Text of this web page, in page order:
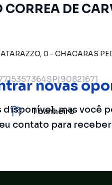
novas
disponível, mas você
contato para
DE
, 0 - CHACARAS
1banheiro